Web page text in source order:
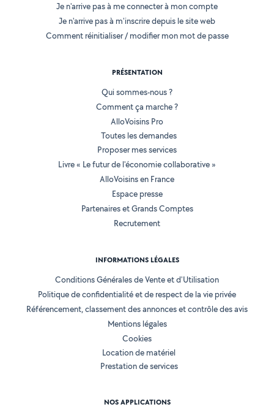
Je n'arrive pas à me connecter à mon compte
Je n'arrive pas à m'inscrire depuis le site web
Comment réinitialiser / modifier mon mot de passe
PRÉSENTATION
Qui sommes-nous ?
Comment ça marche ?
AlloVoisins Pro
Toutes les demandes
Proposer mes services
Livre « Le futur de l'économie collaborative »
AlloVoisins en France
Espace presse
Partenaires et Grands Comptes
Recrutement
INFORMATIONS LÉGALES
Conditions Générales de Vente et d'Utilisation
Politique de confidentialité et de respect de la vie privée
Référencement, classement des annonces et contrôle des avis
Mentions légales
Cookies
Location de matériel
Prestation de services
NOS APPLICATIONS